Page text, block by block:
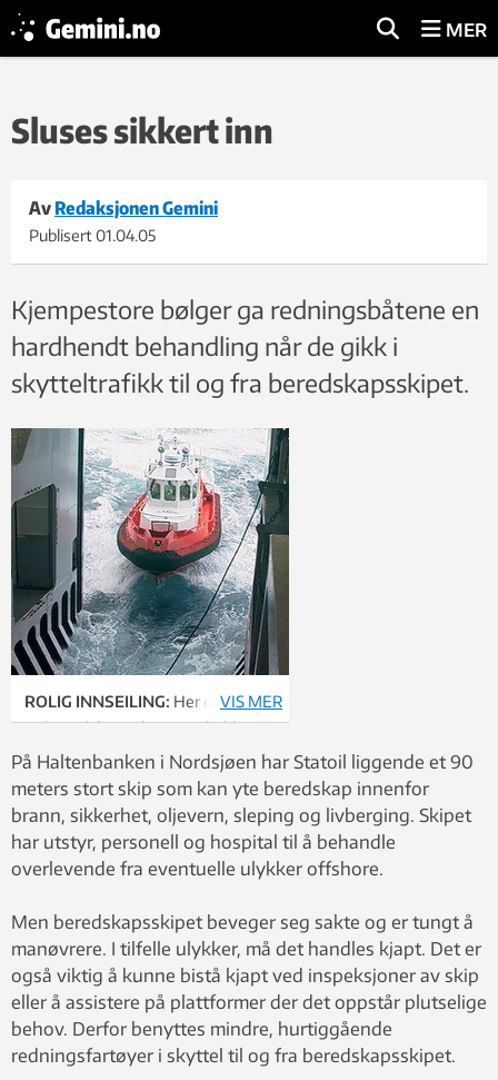
MER
Sluses sikkert inn
Av Redaksjonen Gemini
Publisert01.04.05
Kjempestore bølger ga redningsbåtene en
hardhendt behandling når de gikk i
skytteltrafikk til og fra beredskapsskipet.
ROLIG INNSEILING: Her er
redningsbåten på vei inn i hekken
bak i beredskapsskipet. Tester ved
Marintek har dempet bølgene som
ellers kunne gi en hardhendt
behandling av båt og passasjerer.
Foto: Utlånt fra Marintek
VIS MER
På Haltenbanken i Nordsjøen har Statoil liggende et 90
meters stort skip som kan yte beredskap innenfor
brann, sikkerhet, oljevern, sleping og livberging. Skipet
har utstyr, personell og hospital til å behandle
overlevende fra eventuelle ulykker offshore.
Men beredskapsskipet beveger seg sakte og er tungt å
manøvrere. I tilfelle ulykker, må det handles kjapt. Det er
også viktig å kunne bistå kjapt ved inspeksjoner av skip
eller å assistere på plattformer der det oppstår plutselige
behov. Derfor benyttes mindre, hurtiggående
redningsfartøyer i skyttel til og fra beredskapsskipet.